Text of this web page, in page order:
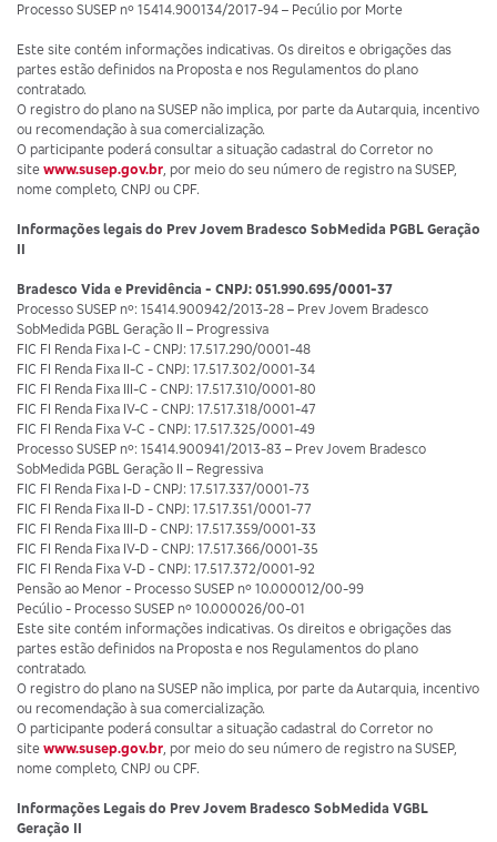
Processo SUSEP nº 15414.900134/2017-94 – Pecúlio por Morte
Este site contém informações indicativas. Os direitos e obrigações das
partes estão definidos na Proposta e nos Regulamentos do plano
contratado.
O registro do plano na SUSEP não implica, por parte da Autarquia, incentivo
ou recomendação à sua comercialização.
O participante poderá consultar a situação cadastral do Corretor no
site www.susep.gov.br, por meio do seu número de registro na SUSEP,
nome completo, CNPJ ou CPF.
Informações legais do Prev Jovem Bradesco SobMedida PGBL Geração
II
Bradesco Vida e Previdência - CNPJ: 051.990.695/0001-37
Processo SUSEP nº: 15414.900942/2013-28 – Prev Jovem Bradesco
SobMedida PGBL Geração II – Progressiva
FIC FI Renda Fixa I-C - CNPJ: 17.517.290/0001-48
FIC FI Renda Fixa II-C - CNPJ: 17.517.302/0001-34
FIC FI Renda Fixa III-C - CNPJ: 17.517.310/0001-80
FIC FI Renda Fixa IV-C - CNPJ: 17.517.318/0001-47
FIC FI Renda Fixa V-C - CNPJ: 17.517.325/0001-49
Processo SUSEP nº: 15414.900941/2013-83 – Prev Jovem Bradesco
SobMedida PGBL Geração II – Regressiva
FIC FI Renda Fixa I-D - CNPJ: 17.517.337/0001-73
FIC FI Renda Fixa II-D - CNPJ: 17.517.351/0001-77
FIC FI Renda Fixa III-D - CNPJ: 17.517.359/0001-33
FIC FI Renda Fixa IV-D - CNPJ: 17.517.366/0001-35
FIC FI Renda Fixa V-D - CNPJ: 17.517.372/0001-92
Pensão ao Menor - Processo SUSEP nº 10.000012/00-99
Pecúlio - Processo SUSEP nº 10.000026/00-01
Este site contém informações indicativas. Os direitos e obrigações das
partes estão definidos na Proposta e nos Regulamentos do plano
contratado.
O registro do plano na SUSEP não implica, por parte da Autarquia, incentivo
ou recomendação à sua comercialização.
O participante poderá consultar a situação cadastral do Corretor no
site www.susep.gov.br, por meio do seu número de registro na SUSEP,
nome completo, CNPJ ou CPF.
Informações Legais do Prev Jovem Bradesco SobMedida VGBL
Geração II